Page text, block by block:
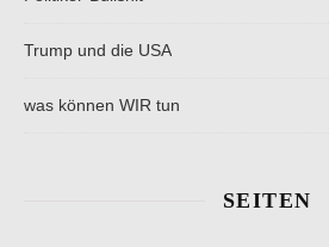
Trump und die USA
was können WIR tun
SEITEN